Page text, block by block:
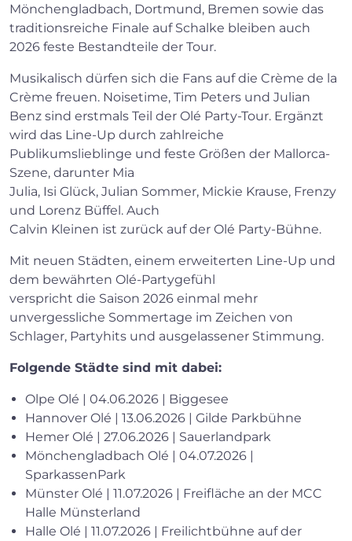
Mönchengladbach, Dortmund, Bremen sowie das
traditionsreiche Finale auf Schalke bleiben auch
2026 feste Bestandteile der Tour.
Musikalisch dürfen sich die Fans auf die Crème de la
Crème freuen. Noisetime, Tim Peters und Julian
Benz sind erstmals Teil der Olé Party-Tour. Ergänzt
wird das Line-Up durch zahlreiche
Publikumslieblinge und feste Größen der Mallorca-
Szene, darunter Mia
Julia, Isi Glück, Julian Sommer, Mickie Krause, Frenzy
und Lorenz Büffel. Auch
Calvin Kleinen ist zurück auf der Olé Party-Bühne.
Mit neuen Städten, einem erweiterten Line-Up und
dem bewährten Olé-Partygefühl
verspricht die Saison 2026 einmal mehr
unvergessliche Sommertage im Zeichen von
Schlager, Partyhits und ausgelassener Stimmung.
Folgende Städte sind mit dabei:
Olpe Olé | 04.06.2026 | Biggesee
Hannover Olé | 13.06.2026 | Gilde Parkbühne
Hemer Olé | 27.06.2026 | Sauerlandpark
Mönchengladbach Olé | 04.07.2026 |
SparkassenPark
Münster Olé | 11.07.2026 | Freifläche an der MCC
Halle Münsterland
Halle Olé | 11.07.2026 | Freilichtbühne auf der